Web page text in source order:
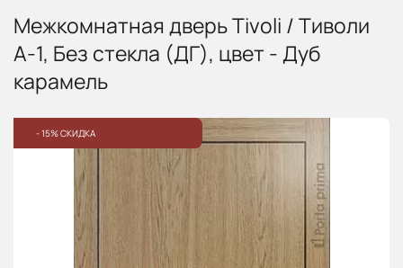
Межкомнатная дверь Tivoli / Тиволи
А-1, Без стекла (ДГ), цвет - Дуб
карамель
- 15% СКИДКА